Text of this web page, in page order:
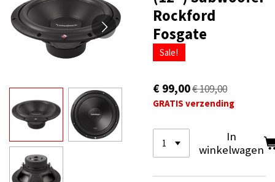
Rockford
Fosgate
Sale!
€ 99,00€ 109,00
GRATIS verzending
In
winkelwagen